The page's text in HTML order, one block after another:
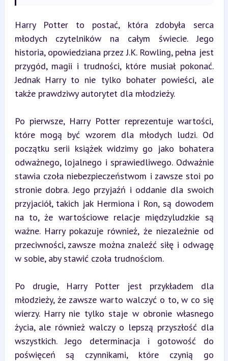
Harry Potter to postać, która zdobyła serca
młodych czytelników na całym świecie. Jego
historia, opowiedziana przez J.K. Rowling, pełna jest
przygód, magii i trudności, które musiał pokonać.
Jednak Harry to nie tylko bohater powieści, ale
także prawdziwy autorytet dla młodzieży.
Po pierwsze, Harry Potter reprezentuje wartości,
które mogą być wzorem dla młodych ludzi. Od
początku serii książek widzimy go jako bohatera
odważnego, lojalnego i sprawiedliwego. Odważnie
stawia czoła niebezpieczeństwom i zawsze stoi po
stronie dobra. Jego przyjaźń i oddanie dla swoich
przyjaciół, takich jak Hermiona i Ron, są dowodem
na to, że wartościowe relacje międzyludzkie są
ważne. Harry pokazuje również, że niezależnie od
przeciwności, zawsze można znaleźć siłę i odwagę
w sobie, aby stawić czoła trudnościom.
Po drugie, Harry Potter jest przykładem dla
młodzieży, że zawsze warto walczyć o to, w co się
wierzy. Harry nie tylko staje w obronie własnego
życia, ale również walczy o lepszą przyszłość dla
wszystkich. Jego determinacja i gotowość do
poświęceń są czynnikami, które czynią go